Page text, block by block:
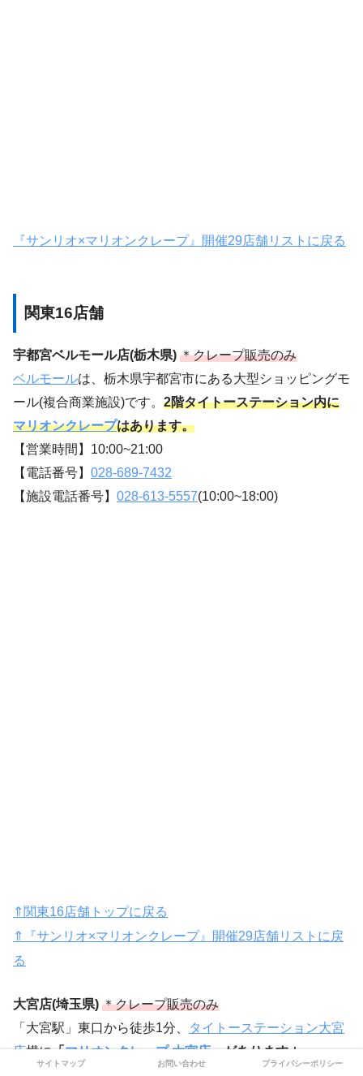
『サンリオ×マリオンクレープ』開催29店舗リストに戻る
関東16店舗
宇都宮ベルモール店(栃木県) ＊クレープ販売のみ
ベルモールは、栃木県宇都宮市にある大型ショッピングモ
ール(複合商業施設)です。 2階タイトーステーション内に
マリオンクレープはあります。
【営業時間】10:00~21:00
【電話番号】 028-689-7432
【施設電話番号】 028-613-5557(10:00~18:00)
⇑関東16店舗トップに戻る
⇑『サンリオ×マリオンクレープ』開催29店舗リストに戻
る
大宮店(埼玉県) ＊クレープ販売のみ
「大宮駅」東口から徒歩1分、
タイトーステーション大宮
店横に「マリオンクレープ 大宮店」があります！
サイトマップ お問い合わせ プライバシーポリシー